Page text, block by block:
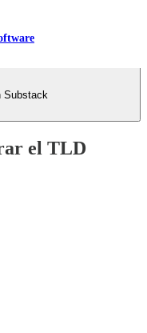
Substack
el TLD